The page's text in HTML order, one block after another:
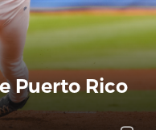
Puerto Rico